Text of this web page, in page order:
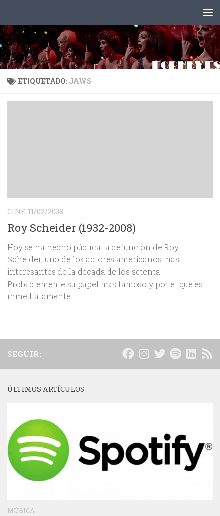
ETIQUETADO: JAWS
CINE 11/02/2008
Roy Scheider (1932-2008)
Hoy se ha hecho pública la defunción de Roy
Scheider, uno de los actores americanos mas
interesantes de la década de los setenta.
Probablemente su papel mas famoso y por el que es
inmediatamente...
SEGUIR:
ÚLTIMOS ARTÍCULOS
MÚSICA